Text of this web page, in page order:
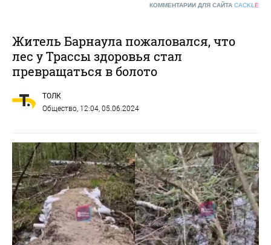
КОММЕНТАРИИ ДЛЯ САЙТА CACKL E
Житель Барнаула пожаловался, что
лес у Трассы здоровья стал
превращаться в болото
ТОЛК
Общество, 12:04, 05.06.2024